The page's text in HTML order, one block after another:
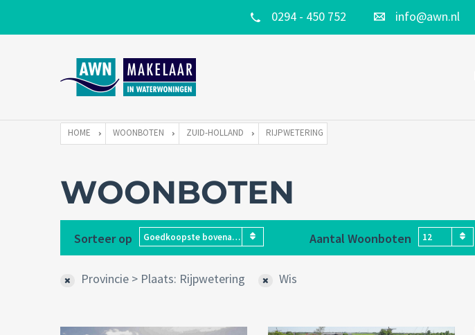
0294 - 450 752 info@awn.nl
HOME WOONBOTEN ZUID-HOLLAND RIJPWETERING
WOONBOTEN
Sorteer op Goedkoopste bovenaan Aantal Woonboten 12
Provincie > Plaats: Rijpwetering Wis